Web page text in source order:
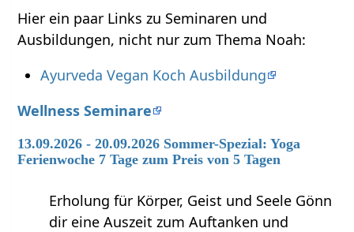
Hier ein paar Links zu Seminaren und
Ausbildungen, nicht nur zum Thema Noah:
Ayurveda Vegan Koch Ausbildung
Wellness Seminare
13.09.2026 - 20.09.2026 Sommer-Spezial: Yoga
Ferienwoche 7 Tage zum Preis von 5 Tagen
Erholung für Körper, Geist und Seele Gönn
dir eine Auszeit zum Auftanken und